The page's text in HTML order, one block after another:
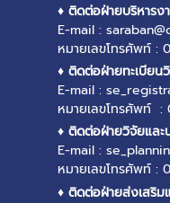
♦ ติดต่อฝ่ายบริหารง
E-mail :
หมายเลขโทรศัพท์ :
♦ ติดต่อฝ่ายทะเบีย
E-mail :
หมายเลขโทรศัพท์ :
♦ ติดต่อฝ่ายวิจัยและ
E-mail :
หมายเลขโทรศัพท์ :
♦ ติดต่อฝ่ายส่งเสริ